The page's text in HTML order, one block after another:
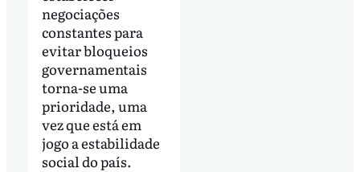
negociações
constantes para
evitar bloqueios
governamentais
torna-se uma
prioridade, uma
vez que está em
jogo a estabilidade
social do país.